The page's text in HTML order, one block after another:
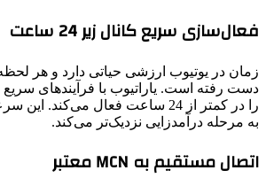
فعال‌سازی سریع کانال زیر 24 ساعت
زمان در یوتیوب ارزشی حیاتی دارد و هر
دست رفته است. یاراتیوب با فرآیندهای
را در کمتر از 24 ساعت فعال
به مرحله درآمدزایی نزدیک‌تر می‌کند.
اتصال مستقیم به MCN معتبر